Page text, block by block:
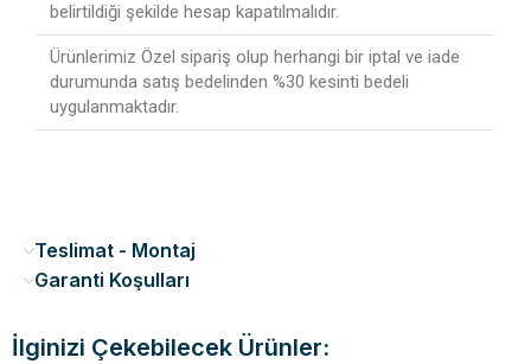
belirtildiği şekilde hesap kapatılmalıdır.
Ürünlerimiz Özel sipariş olup herhangi bir iptal ve iade
durumunda satış bedelinden %30 kesinti bedeli
uygulanmaktadır.
Teslimat - Montaj
Garanti Koşulları
İlginizi Çekebilecek Ürünler: